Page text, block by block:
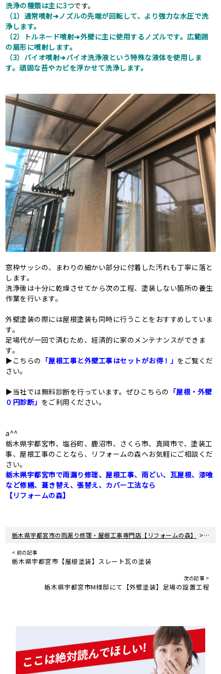
洗浄の種類は主に3つです。
（1）通常噴射➔ノズルの先端が回転して、より強力な水圧で洗
浄します。
（2）トルネード噴射➔外壁に主に使用するノズルです。広範囲
の扇形に噴射します。
（3）バイオ噴射➔バイオ洗浄液という特殊な液体を使用しま
す。頑固な苔やカビを浮かせて洗浄します。
窓枠サッシの、まわりの細かい部分に付着した汚れも丁寧に落と
します。
洗浄後は十分に乾燥させてから次の工程、塗装しない箇所の養生
作業を行います。
外壁塗装の際には屋根塗装も同時に行うことをおすすめしていま
す。
足場代が一回で済むため、経済的に家のメンテナンスができま
す。
▶こちらの 「屋根工事と外壁工事はセットがお得！」 をご覧くだ
さい。
▶当社では無料診断を行っています。ぜひこちらの 「屋根・外壁
０円診断」 をご利用ください。
a^^
栃木県宇都宮市、塩谷町、鹿沼市、さくら市、真岡市で、塗装工
事、屋根工事のことなら、リフォームの森へお気軽にご相談くだ
さい。
栃木県宇都宮市で雨漏り修理、屋根工事、雨どい、瓦屋根、漆喰
など修繕、葺き替え、張替え、カバー工法なら
【リフォームの森】
栃木県宇都宮市の雨漏り修理・屋根工事専門店【リフォームの森】 > 新着
< 前の記事
栃木県宇都宮市【屋根塗装】スレート瓦の塗装
次の記事 >
栃木県宇都宮市M様邸にて【外壁塗装】足場の設置工程